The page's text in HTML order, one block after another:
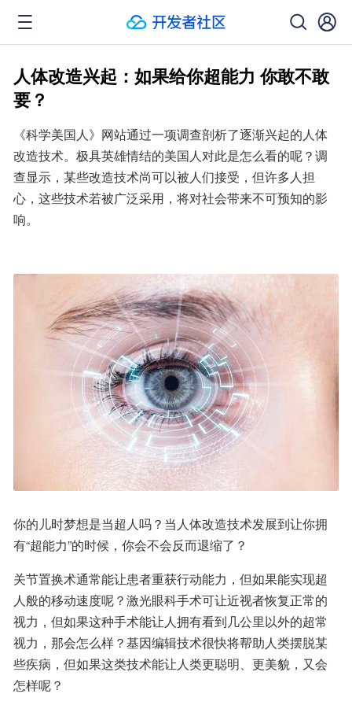
人体改造兴起：如果给你超能力 你敢不敢
要？
《科学美国人》网站通过一项调查剖析了逐渐兴起的人体
改造技术。极具英雄情结的美国人对此是怎么看的呢？调
查显示，某些改造技术尚可以被人们接受，但许多人担
心，这些技术若被广泛采用，将对社会带来不可预知的影
响。
你的儿时梦想是当超人吗？当人体改造技术发展到让你拥
有“超能力”的时候，你会不会反而退缩了？
关节置换术通常能让患者重获行动能力，但如果能实现超
人般的移动速度呢？激光眼科手术可让近视者恢复正常的
视力，但如果这种手术能让人拥有看到几公里以外的超常
视力，那会怎么样？基因编辑技术很快将帮助人类摆脱某
些疾病，但如果这类技术能让人类更聪明、更美貌，又会
怎样呢？